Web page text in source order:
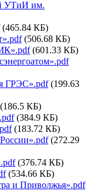
УТиИ им.
(465.84 КБ)
(506.68 КБ)
(601.33 КБ)
ГРЭС».pdf (199.63
(186.5 КБ)
(384.9 КБ)
(183.72 КБ)
(272.29
(376.74 КБ)
(534.66 КБ)
и Приволжья».pdf